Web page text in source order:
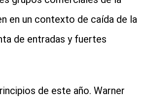
en un contexto de caída de la
de entradas y fuertes
de este año. Warner